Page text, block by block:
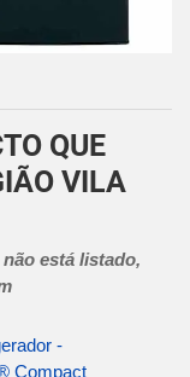
QUE
VILA
está listado,
-
Compact